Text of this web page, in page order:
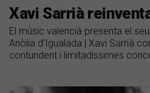
Xavi Sarrià
El músic valencià presenta el
Anòlia d'Igualada | Xavi Sarrià
contundent i limitadíssimes